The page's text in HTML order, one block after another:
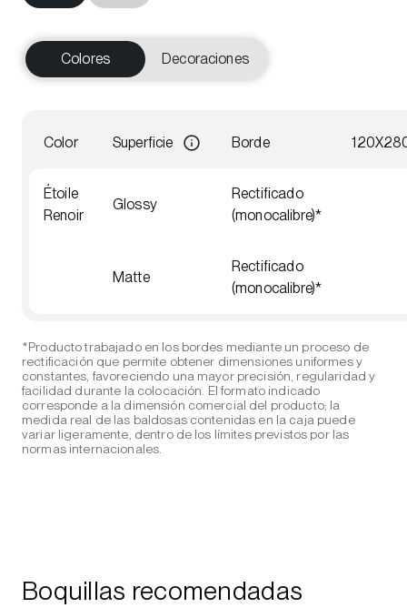
Colores Decoraciones
Color Superficie Borde
Étoile
Renoir
Glossy
Rectificado
(monocalibre)*
Matte
Rectificado
(monocalibre)*
*Producto trabajado en los bordes mediante un proceso de
rectificación que permite obtener dimensiones uniformes y
constantes, favoreciendo una mayor precisión, regularidad y
facilidad durante la colocación. El formato indicado
corresponde a la dimensión comercial del producto; la
medida real de las baldosas contenidas en la caja puede
variar ligeramente, dentro de los límites previstos por las
normas internacionales.
Boquillas recomendadas